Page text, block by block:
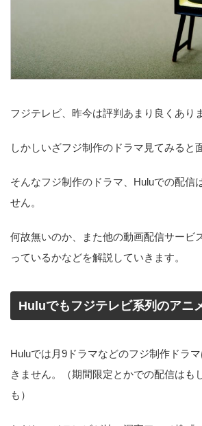
フジテレビ、昨今は評判あまり良くあり
しかしいざフジ制作のドラマ見てみると
そんなフジ制作のドラマ、Huluでの配信
せん。
何故無いのか、また他の動画配信サービ
っているかなどを解説していきます。
Huluでもフジテレビ系列のアニ
Huluでは月9ドラマなどのフジ制作ドラ
きません。（期間限定とかでの配信はも
も）